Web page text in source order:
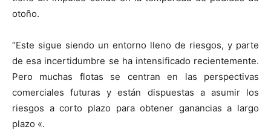
otoño.
“Este sigue siendo un entorno lleno de riesgos, y parte
de esa incertidumbre se ha intensificado recientemente.
Pero muchas flotas se centran en las perspectivas
comerciales futuras y están dispuestas a asumir los
riesgos a corto plazo para obtener ganancias a largo
plazo «.